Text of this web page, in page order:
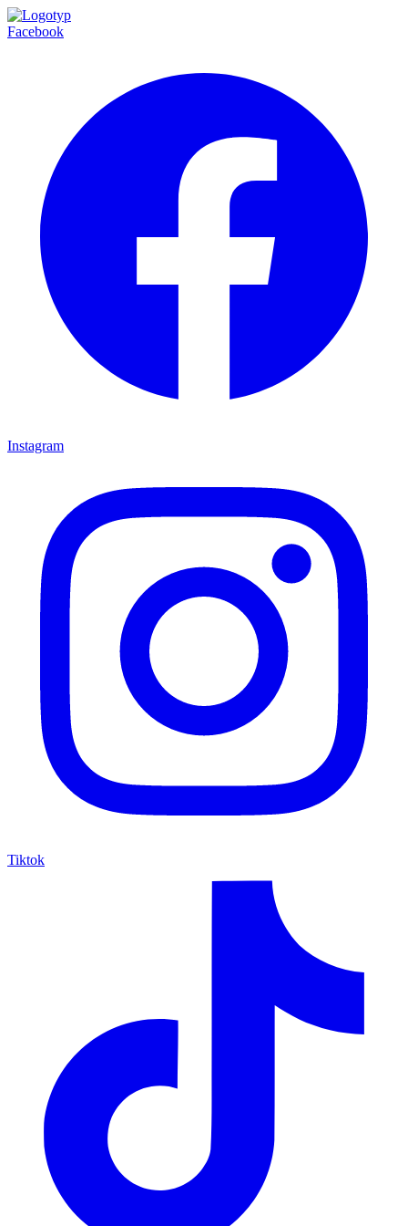
Facebook
Instagram
Tiktok